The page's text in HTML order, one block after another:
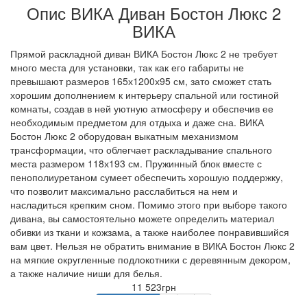
Опис ВИКА Диван Бостон Люкс 2
ВИКА
Прямой раскладной диван ВИКА Бостон Люкс 2 не требует
много места для установки, так как его габариты не
превышают размеров 165х1200х95 см, зато сможет стать
хорошим дополнением к интерьеру спальной или гостиной
комнаты, создав в ней уютную атмосферу и обеспечив ее
необходимым предметом для отдыха и даже сна. ВИКА
Бостон Люкс 2 оборудован выкатным механизмом
трансформации, что облегчает раскладывание спального
места размером 118х193 см. Пружинный блок вместе с
пенополиуретаном сумеет обеспечить хорошую поддержку,
что позволит максимально расслабиться на нем и
насладиться крепким сном. Помимо этого при выборе такого
дивана, вы самостоятельно можете определить материал
обивки из ткани и кожзама, а также наиболее понравившийся
вам цвет. Нельзя не обратить внимание в ВИКА Бостон Люкс 2
на мягкие округленные подлокотники с деревянным декором,
а также наличие ниши для белья.
11 523грн